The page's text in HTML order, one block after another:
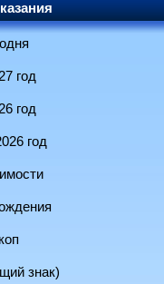
год
год
год
знак)